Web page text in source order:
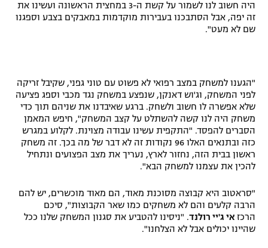
היה חשוב לנו לשמור על קשת ה-3 במחצית הראשונה ועשינו את
זה יפה, אבל הסתבכנו בעבירות מוקדמות במאבקים בצבע וספגנו
שם לא מעט".
"הגענו למשחק במצב רפואי לא פשוט עם טוני גפני, שקיבל זריקה
לפני המשחק, וג'וש דאנקן, שנפצע במשחק נגד מכבי וספג פציעה
שלא אפשרה לו חשוב ולשחק. ברגע שאיבדנו את שניהם תוך כדי
משחק היה לנו קשה להשתלט על קצב המשחק", חיפש המאמן
הסברים להפסד. "התקפית עשינו עבודה מצוינת. לקלוע במגרש
כזה ובתנאים האלו 96 נקודות זה לא דבר של מה בכך. זה משחק
ראשון בבית הזה, נחזור לארץ, נעריך את מצב הפצועים ונתחיל
להכין את עצמנו למשחק הבא".
"סראטוב היא קבוצה מסוכנת מאוד, הם מאוד מוכשרים, יש להם
הרבה קלעים והם לא משחקים כמו שאר הקבוצות", סיכם
הרכז אי ג'יי רולנד. "ניסינו להטביע את סגנון המשחק שלנו ככל
שהיינו יכולים אבל לא הצלחנו".